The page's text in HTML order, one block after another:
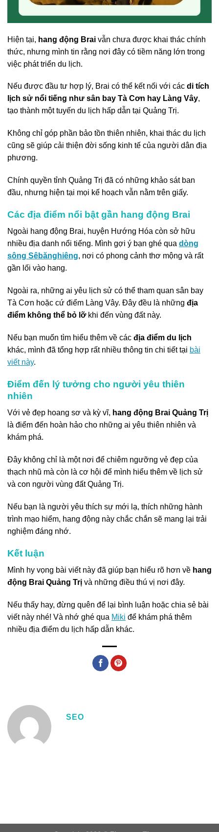
Hiện tại, hang động Brai vẫn chưa được khai thác chính
thức, nhưng mình tin rằng nơi đây có tiềm năng lớn trong
việc phát triển du lịch.
Nếu được đầu tư hợp lý, Brai có thể kết nối với các di tích
lịch sử nổi tiếng như sân bay Tà Cơn hay Làng Vây,
tạo thành một tuyến du lịch hấp dẫn tại Quảng Trị.
Không chỉ góp phần bảo tồn thiên nhiên, khai thác du lịch
cũng sẽ giúp cải thiện đời sống kinh tế của người dân địa
phương.
Chính quyền tỉnh Quảng Trị đã có những khảo sát ban
đầu, nhưng hiện tại mọi kế hoạch vẫn nằm trên giấy.
Các địa điểm nổi bật gần hang động Brai
Ngoài hang động Brai, huyện Hướng Hóa còn sở hữu
nhiều địa danh nổi tiếng. Mình gợi ý bạn ghé qua dòng
sông Sêbănghiêng, nơi có phong cảnh thơ mộng và rất
gần lối vào hang.
Ngoài ra, những ai yêu lịch sử có thể tham quan sân bay
Tà Cơn hoặc cứ điểm Làng Vây. Đây đều là những địa
điểm không thể bỏ lỡkhi đến vùng đất này.
Nếu bạn muốn tìm hiểu thêm về các địa điểm du lịch
khác, mình đã tổng hợp rất nhiều thông tin chi tiết tại bài
viết này.
Điểm đến lý tưởng cho người yêu thiên
nhiên
Với vẻ đẹp hoang sơ và kỳ vĩ, hang động Brai Quảng Trị
là điểm đến hoàn hảo cho những ai yêu thiên nhiên và
khám phá.
Đây không chỉ là một nơi để chiêm ngưỡng vẻ đẹp của
thạch nhũ mà còn là cơ hội để mình hiểu thêm về lịch sử
và con người vùng đất Quảng Trị.
Nếu bạn là người yêu thích sự mới lạ, thích những hành
trình mạo hiểm, hang động này chắc chắn sẽ mang lại trải
nghiệm đáng nhớ.
Kết luận
Mình hy vọng bài viết này đã giúp bạn hiểu rõ hơn về hang
động Brai Quảng Trị và những điều thú vị nơi đây.
Nếu thấy hay, đừng quên để lại bình luận hoặc chia sẻ bài
viết này nhé! Và nhớ ghé qua Miki để khám phá thêm
nhiều địa điểm du lịch hấp dẫn khác.
SEO